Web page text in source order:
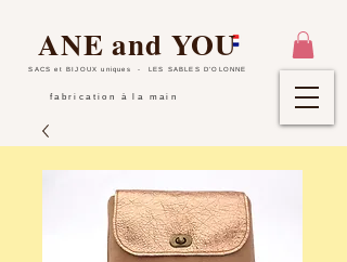
SACS et BIJOUX uniques - LES SABLES D'OLONNE
ANE and YOU
fabrication à la main